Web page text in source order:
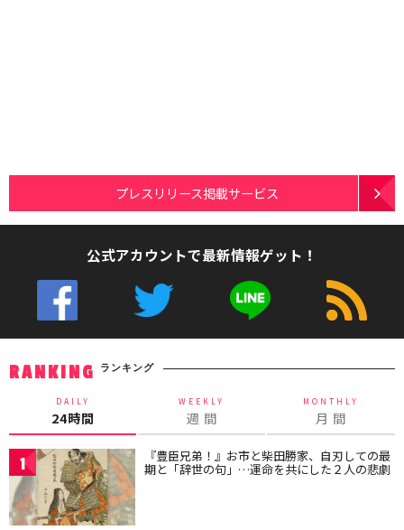
プレスリリース掲載サービス
公式アカウントで最新情報ゲット！
RANKING ランキング
DAILY
24時間
WEEKLY
週 間
MONTHLY
月 間
1 『豊臣兄弟！』お市と柴田勝家、自刃しての最
期と「辞世の句」…運命を共にした２人の悲劇